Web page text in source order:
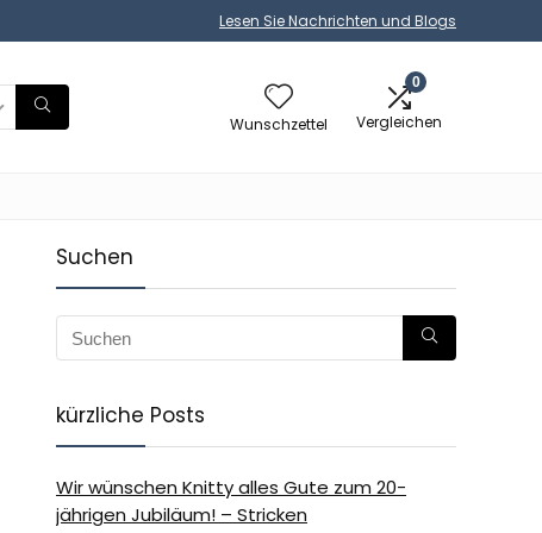
Lesen Sie Nachrichten und Blogs
Wunschzettel
0
Vergleichen
Suchen
kürzliche Posts
Wir wünschen Knitty alles Gute zum 20-
jährigen Jubiläum! – Stricken